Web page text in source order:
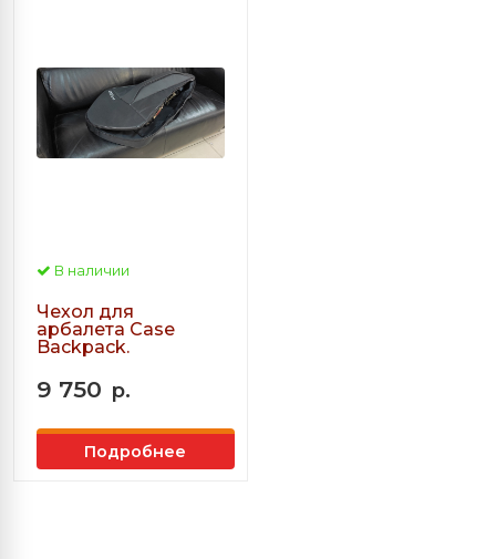
В наличии
Чехол для
арбалета Case
Backpack.
9 750 р.
Подробнее